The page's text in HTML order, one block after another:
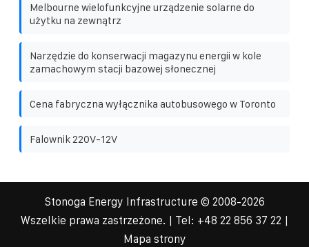
Melbourne wielofunkcyjne urządzenie solarne do
użytku na zewnątrz
Narzędzie do konserwacji magazynu energii w kole
zamachowym stacji bazowej słonecznej
Cena fabryczna wyłącznika autobusowego w Toronto
Falownik 220V-12V
Stonoga Energy Infrastructure © 2008-2026
Wszelkie prawa zastrzeżone. | Tel: +48 22 856 37 22
Mapa strony